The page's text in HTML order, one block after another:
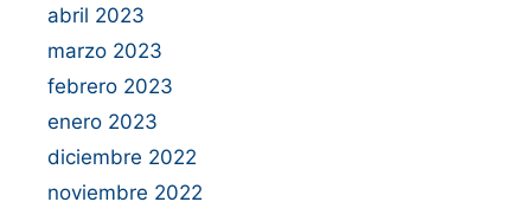
abril 2023
marzo 2023
febrero 2023
enero 2023
diciembre 2022
noviembre 2022